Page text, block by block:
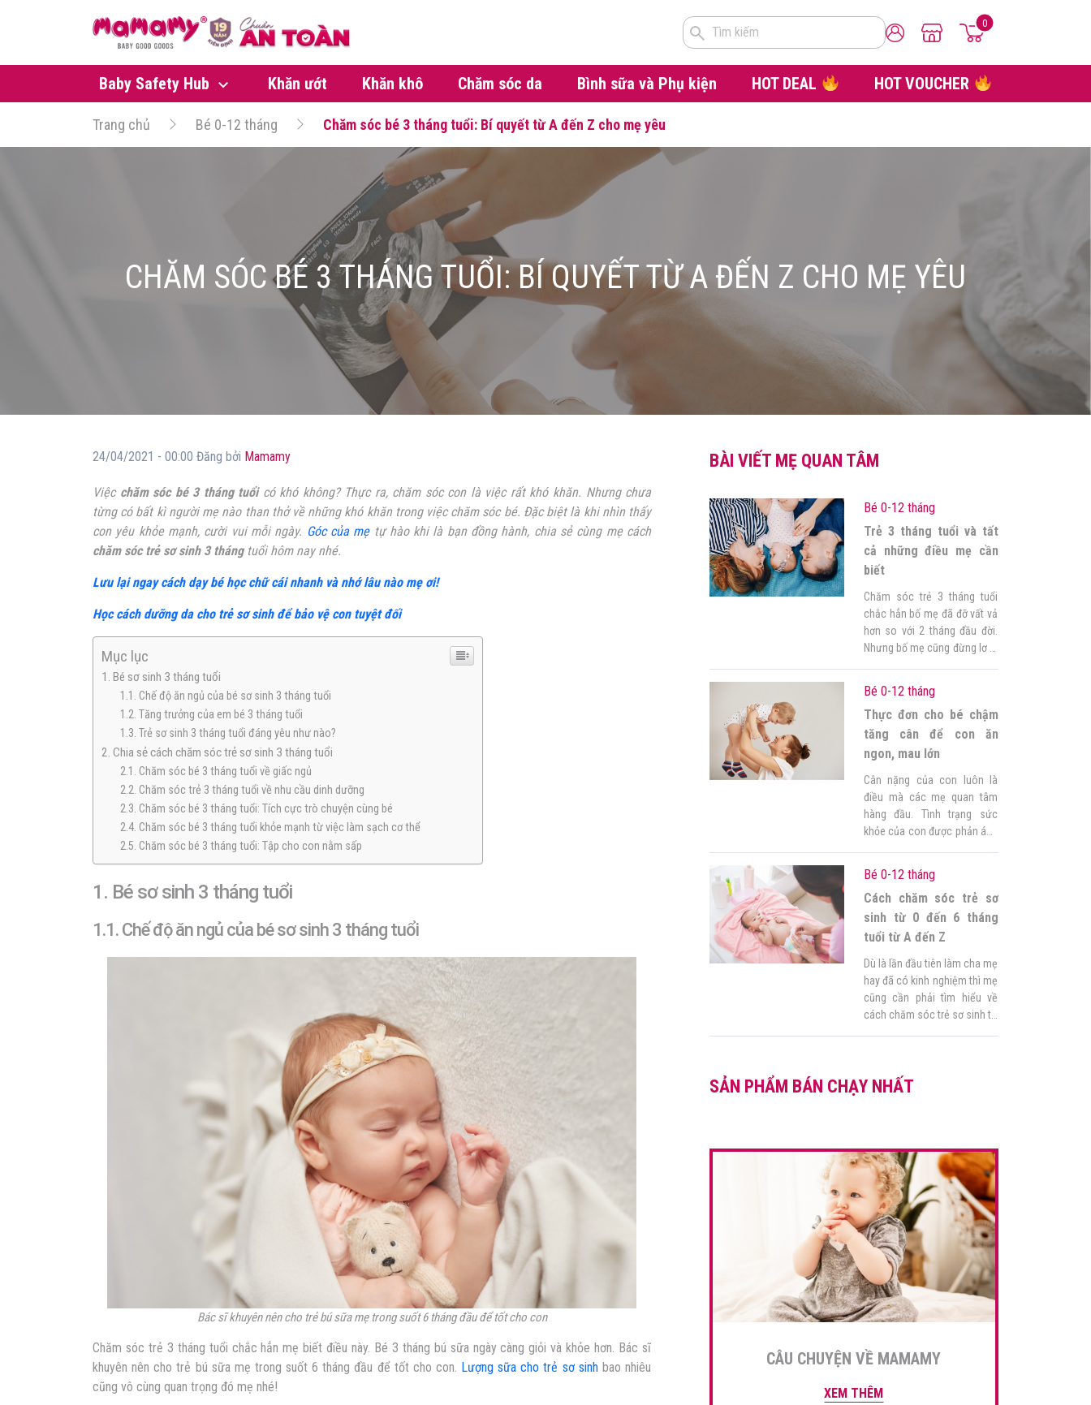
Tìm kiếm
0
Baby Safety Hub Khăn ướt Khăn khô Chăm sóc da Bình sữa và Phụ kiện HOT DEAL HOT VOUCHER
Trang chủ Bé 0-12 tháng Chăm sóc bé 3 tháng tuổi: Bí quyết từ A đến Z cho mẹ yêu
CHĂM SÓC BÉ 3 THÁNG TUỔI: BÍ QUYẾT TỪ A ĐẾN Z CHO MẸ YÊU
24/04/2021 - 00:00 Đăng bởi Mamamy
Việc chăm sóc bé 3 tháng tuổicó khó không? Thực ra, chăm sóc con là việc rất khó khăn. Nhưng chưa
từng có bất kì người mẹ nào than thở về những khó khăn trong việc chăm sóc bé. Đặc biệt là khi nhìn thấy
con yêu khỏe mạnh, cười vui mỗi ngày. Góc của mẹtự hào khi là bạn đồng hành, chia sẻ cùng mẹ cách
chăm sóc trẻ sơ sinh 3 thángtuổi hôm nay nhé.
Lưu lại ngay cách dạy bé học chữ cái nhanh và nhớ lâu nào mẹ ơi!
Học cách dưỡng da cho trẻ sơ sinh để bảo vệ con tuyệt đối
Mục lục
1. Bé sơ sinh 3 tháng tuổi
1.1. Chế độ ăn ngủ của bé sơ sinh 3 tháng tuổi
1.2. Tăng trưởng của em bé 3 tháng tuổi
1.3. Trẻ sơ sinh 3 tháng tuổi đáng yêu như nào?
2. Chia sẻ cách chăm sóc trẻ sơ sinh 3 tháng tuổi
2.1. Chăm sóc bé 3 tháng tuổi về giấc ngủ
2.2. Chăm sóc trẻ 3 tháng tuổi về nhu cầu dinh dưỡng
2.3. Chăm sóc bé 3 tháng tuổi: Tích cực trò chuyện cùng bé
2.4. Chăm sóc bé 3 tháng tuổi khỏe mạnh từ việc làm sạch cơ thể
2.5. Chăm sóc bé 3 tháng tuổi: Tập cho con nằm sấp
1. Bé sơ sinh 3 tháng tuổi
1.1. Chế độ ăn ngủ của bé sơ sinh 3 tháng tuổi
Bác sĩ khuyên nên cho trẻ bú sữa mẹ trong suốt 6 tháng đầu để tốt cho con
Chăm sóc trẻ 3 tháng tuổi chắc hẳn mẹ biết điều này. Bé 3 tháng bú sữa ngày càng giỏi và khỏe hơn. Bác sĩ
khuyên nên cho trẻ bú sữa mẹ trong suốt 6 tháng đầu để tốt cho con. Lượng sữa cho trẻ sơ sinh bao nhiêu
cũng vô cùng quan trọng đó mẹ nhé!
BÀI VIẾT MẸ QUAN TÂM
Bé 0-12 tháng
Trẻ 3 tháng tuổi và tất
cả những điều mẹ cần
biết
Chăm sóc trẻ 3 tháng tuổi
chắc hẳn bố mẹ đã đỡ vất vả
hơn so với 2 tháng đầu đời.
Nhưng bố mẹ cũng đừng lơ là
phát triển đáng nhớ. Mong
rằng những thông tin dưới
đây sẽ hữu ích cho […]
Bé 0-12 tháng
Thực đơn cho bé chậm
tăng cân để con ăn
ngon, mau lớn
Cân nặng của con luôn là
điều mà các mẹ quan tâm
hàng đầu. Tình trạng sức
khỏe của con được phản ánh
bình thường thì tăng cân khá
nhanh và đều đặn, phù hợp
với độ tuổi. Tuy nhiên vẫn có
những trường […]
Bé 0-12 tháng
Cách chăm sóc trẻ sơ
sinh từ 0 đến 6 tháng
tuổi từ A đến Z
Dù là lần đầu tiên làm cha mẹ
hay đã có kinh nghiệm thì mẹ
cũng cần phải tìm hiểu về
cách chăm sóc trẻ sơ sinh từ
nắm vững kiến thức sau đây
SẢN PHẨM BÁN CHẠY NHẤT
CÂU CHUYỆN VỀ MAMAMY
XEM THÊM